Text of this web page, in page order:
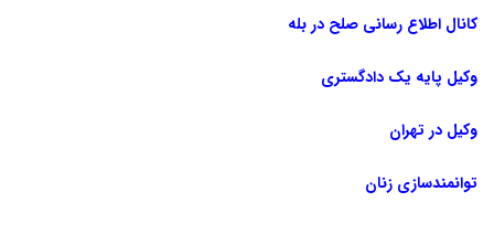
کانال اطلاع رسانی صلح در بله
وکیل پایه یک دادگستری
وکیل در تهران
توانمندسازی زنان